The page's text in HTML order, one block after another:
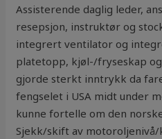
Assisterende daglig leder,
resepsjon, instruktør og
integrert ventilator og
platetopp, kjøl-/fryseskap
gjorde sterkt inntrykk da
fengselet i USA midt under
kunne fortelle om den
Sjekk/skift av